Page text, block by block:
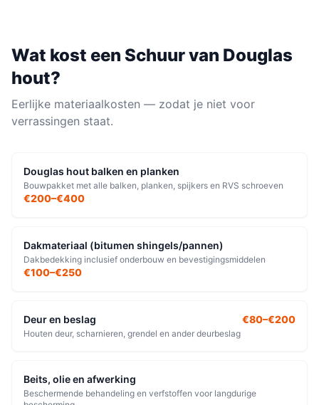
Wat kost een Schuurvan Douglas
hout?
Eerlijke materiaalkosten — zodat je niet voor
verrassingen staat.
Douglas hout balken en planken
Bouwpakket met alle balken, planken, spijkers en RVS schroeven
€200–€400
Dakmateriaal (bitumen shingels/pannen)
Dakbedekking inclusief onderbouw en bevestigingsmiddelen
€100–€250
Deur en beslag
Houten deur, scharnieren, grendel en ander deurbeslag
€80–€200
Beits, olie en afwerking
Beschermende behandeling en verfstoffen voor langdurige